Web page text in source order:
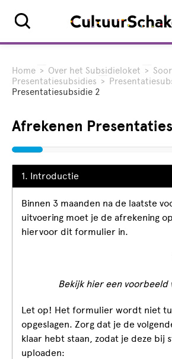
Home > Over het Subsidieloket >
Presentatiesubsidies >
Presentatiesubsidie 2
Afrekenen
1. Introductie
Binnen 3 maanden na de laatste
uitvoering moet je de afrekening
hiervoor dit formulier in.
Bekijk hier een
Let op! Het formulier wordt niet
opgeslagen. Zorg dat je de
klaar hebt staan, zodat je deze bij
uploaden: